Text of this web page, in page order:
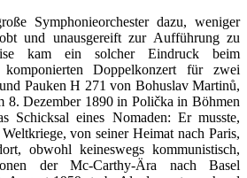
Symphonieorchester dazu, weniger
und unausgereift zur Aufführung zu
kam ein solcher Eindruck beim
Doppelkonzert für zwei
Pauken H 271 von Bohuslav Martinů,
8. Dezember 1890 in Polička in Böhmen
Schicksal eines Nomaden: Er musste,
von seiner Heimat nach Paris,
obwohl keineswegs kommunistisch,
der Mc-Carthy-Ära nach Basel